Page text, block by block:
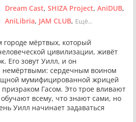
Dream Cast SHIZA Project AniDUB
AniLibria JAM CLUB Ещё...
мёртвых, который
цивилизации, живёт
Его зовут Уилл, и он
немёртвыми: сердечным воином
мумифицированной жрицей
Гасом. Это трое вливают
всему, что знают сами, но
Уилл начинает задаваться